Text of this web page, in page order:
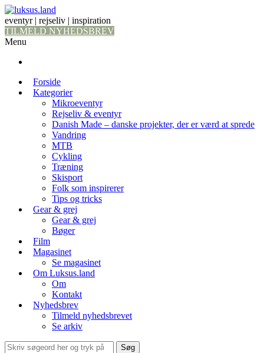
eventyr | rejseliv | inspiration
TILMELD NYHEDSBREV
Menu
Forside
Kategorier
Mikroeventyr
Rejseliv & eventyr
Danish Made – danske projekter, der er værd at sprede
Vandring
MTB
Cykling
Træning
Skisport
Folk som inspirerer
Tips og tricks
Gear & grej
Gear & grej
Bøger
Film
Magasinet
Se magasinet
Om Luksus.land
Om
Kontakt
Nyhedsbrev
Tilmeld nyhedsbrevet
Se arkiv